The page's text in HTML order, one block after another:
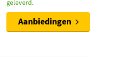
geleverd.
Aanbiedingen